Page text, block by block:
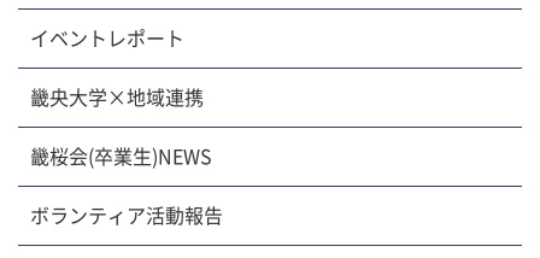
イベントレポート
畿央大学×地域連携
畿桜会(卒業生)NEWS
ボランティア活動報告